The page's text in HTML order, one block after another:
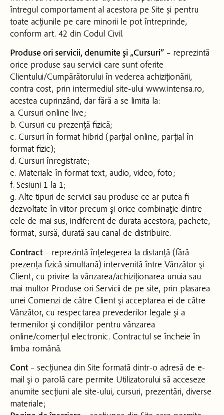
întregul comportament al acestora pe Site și pentru
toate acțiunile pe care minorii le pot întreprinde,
conform art. 42 din Codul Civil.
Produse ori servicii, denumite şi „Cursuri” – reprezintă
orice produse sau servicii care sunt oferite
Clientului/Cumpărătorului în vederea achiziționării,
contra cost, prin intermediul site-ului www.intensa.ro,
acestea cuprinzând, dar fără a se limita la:
a. Cursuri online live;
b. Cursuri cu prezență fizică;
c. Cursuri în format hibrid (parțial online, parțial în
format fizic);
d. Cursuri înregistrate;
e. Materiale în format text, audio, video, foto;
f. Sesiuni 1 la 1;
g. Alte tipuri de servicii sau produse ce ar putea fi
dezvoltate în viitor precum şi orice combinaţie dintre
cele de mai sus, indiferent de durata acestora, pachete,
format, sursă, durată sau canal de distribuire.
Contract– reprezintă înțelegerea la distanță (fără
prezența fizică simultană) intervenită între Vânzător şi
Client, cu privire la vânzarea/achiziționarea unuia sau
mai multor Produse ori Servicii de pe site, prin plasarea
unei Comenzi de către Client şi acceptarea ei de către
Vânzător, cu respectarea prevederilor legale şi a
termenilor şi condițiilor pentru vânzarea
online/comerțul electronic. Contractul se încheie în
limba română.
Cont– secțiunea din Site formată dintr-o adresă de e-
mail şi o parolă care permite Utilizatorului să acceseze
anumite secțiuni ale site-ului, cursuri, prezentări, diverse
materiale;